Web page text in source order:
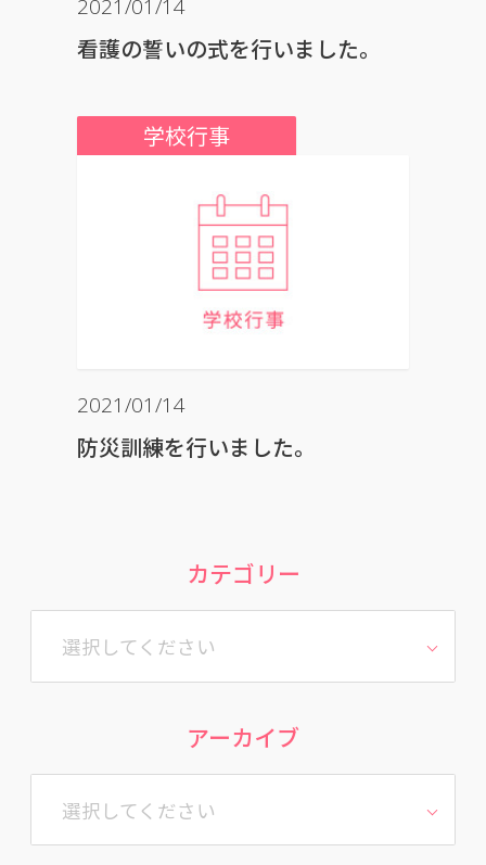
カテゴリー
選択してください
アーカイブ
選択してください
2021/01/14
看護の誓いの式を行いました。
学校行事
2021/01/14
防災訓練を行いました。